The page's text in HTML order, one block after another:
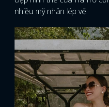
nhiều mỹ nhân lép vế.